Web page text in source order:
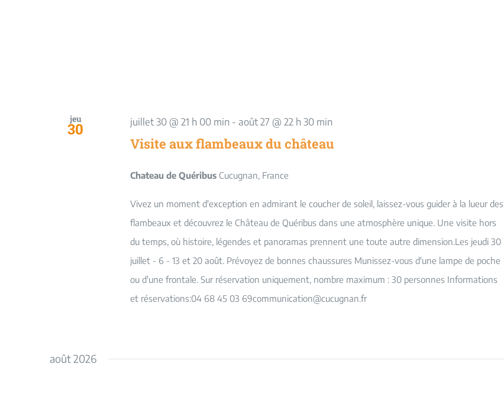
jeu
30 juillet 30 @ 21 h 00 min- août 27 @ 22 h 30 min
Visite aux flambeaux du château
Chateau de Quéribus Cucugnan, France
Vivez un moment d'exception en admirant le coucher de soleil, laissez-vous guider à la lueur des
flambeaux et découvrez le Château de Quéribus dans une atmosphère unique. Une visite hors
du temps, où histoire, légendes et panoramas prennent une toute autre dimension.Les jeudi 30
juillet - 6 - 13 et 20 août. Prévoyez de bonnes chaussures Munissez-vous d'une lampe de poche
ou d'une frontale. Sur réservation uniquement, nombre maximum : 30 personnes Informations
et réservations:04 68 45 03 69communication@cucugnan.fr
août 2026